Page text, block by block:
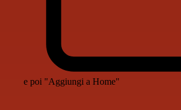
e poi "Aggiungi a Home"